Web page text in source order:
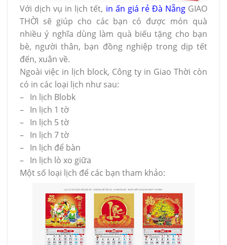
Với dịch vụ in lịch tết, in ấn giá rẻ Đà NẵngGIAO
THỜI sẽ giúp cho các bạn có được món quà
nhiều ý nghĩa dùng làm quà biếu tặng cho bạn
bè, người thân, bạn đồng nghiệp trong dịp tết
đến, xuân về.
Ngoài việc in lịch block, Công ty in Giao Thời còn
có in các loại lịch như sau:
– In lịch Blobk
– In lịch 1 tờ
– In lịch 5 tờ
– In lịch 7 tờ
– In lịch để bàn
– In lịch lò xo giữa
Một số loại lịch để các bạn tham khảo: